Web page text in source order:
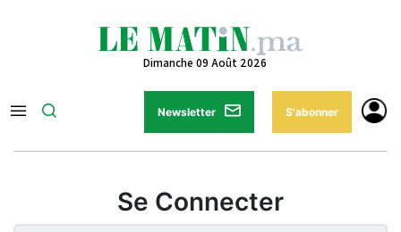
Dimanche 09 Août 2026
Newsletter S'abonner
Se Connecter